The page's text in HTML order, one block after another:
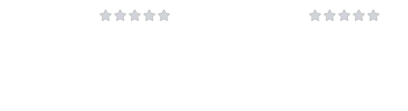
Masculina